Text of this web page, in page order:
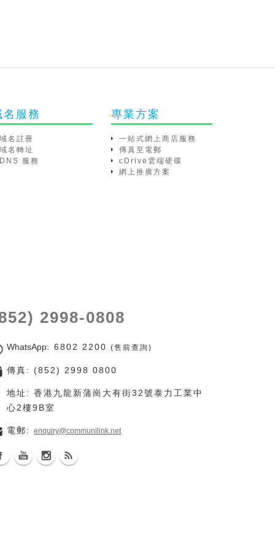
名服務
域名註冊
域名轉址
DNS 服務
專業方案
一站式網上商店服務
傳真至電郵
cDrive雲端硬碟
網上推廣方案
2998-0808
WhatsApp: 6802 2200 (售前查詢)
傳真: (852) 2998 0800
地址: 香港九龍新蒲崗大有街32號泰力工業中
心2樓9B室
電郵: enquiry@communilink.net